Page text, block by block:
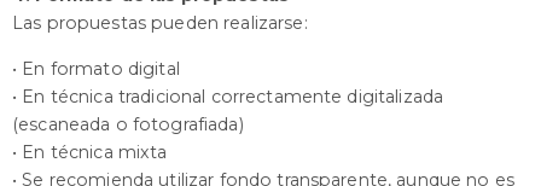
Las propuestas pueden realizarse:
• En formato digital
• En técnica tradicional correctamente digitalizada
(escaneada o fotografiada)
• En técnica mixta
• Se recomienda utilizar fondo transparente, aunque no es